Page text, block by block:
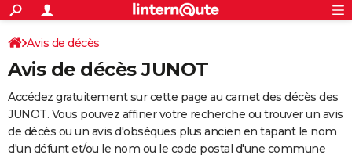
ACTUALITÉS
Politique
Société
Faits Divers
Education
Monde
Villes
+
SPORT
Coupe du monde 2026
Football
Tennis
Cyclisme
Rugby
Forum
Programme TV
TNT
Streaming
Cinéma
Sorties cinéma
Musique
+
FINANCE
Retraite
Impôts
Epargne
Immobilier
Risques naturels par ville
Banque
Assurance
Crédit
AUTO
Avis de décès
Avis de décès JUNOT
Accédez gratuitement sur cette page au carnet des décès des
JUNOT. Vous pouvez affiner votre recherche ou trouver un avis
de décès ou un avis d'obsèques plus ancien en tapant le nom
d'un défunt et/ou le nom ou le code postal d'une commune